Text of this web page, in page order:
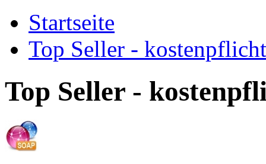
Startseite
Top Seller -
Top Seller -